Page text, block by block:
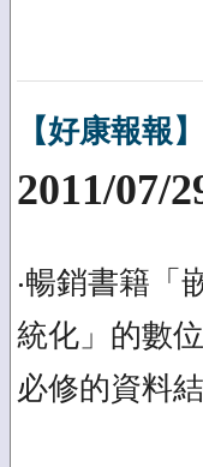
【好康報報
2011/07/
‧暢銷書籍「
統化」的數
必修的資料